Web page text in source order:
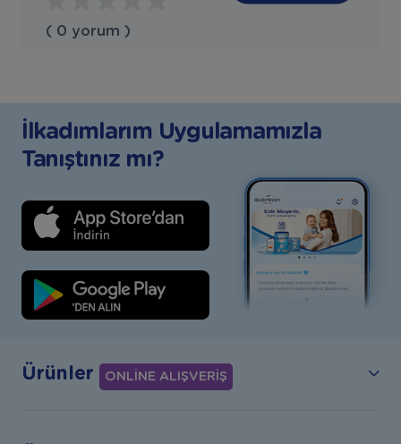
( 0 yorum )
İlkadımlarım Uygulamamızla
Tanıştınız mı?
Ürünler ONLİNE ALIŞVERİŞ